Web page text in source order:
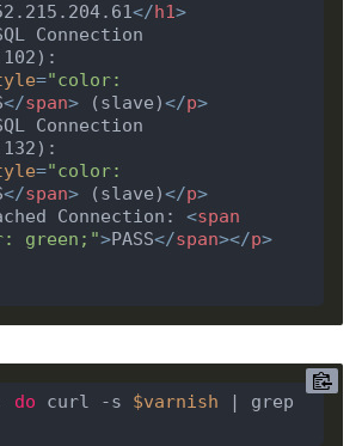
</h1>
Connection
="color:
</span> (slave)</p>
Connection
="color:
</span> (slave)</p>
Connection: <span
green;">PASS</span></p>
do curl -s $varnish